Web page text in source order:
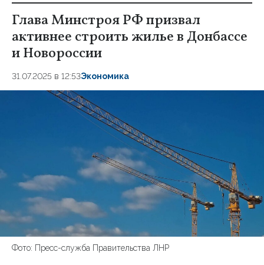
Глава Минстроя РФ призвал
активнее строить жилье в Донбассе
и Новороссии
31.07.2025 в 12:53Экономика
Фото: Пресс-служба Правительства ЛНР